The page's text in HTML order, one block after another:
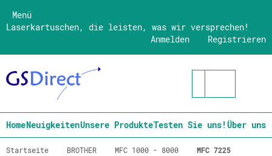
Menü
Laserkartuschen, die leisten, was wir versprechen!
Registrieren
Anmelden
HomeNeuigkeitenUnsere ProdukteTesten Sie uns!Über uns
Startseite BROTHER MFC 1000 - 8000 MFC 7225